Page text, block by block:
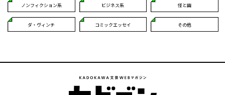
ノンフィクション系 ビジネス系 怪と幽
ダ・ヴィンチ コミックエッセイ その他